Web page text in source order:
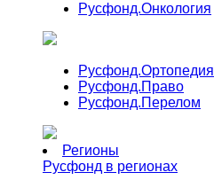
Русфонд.Онкология
Русфонд.Ортопедия
Русфонд.Право
Русфонд.Перелом
Регионы
Русфонд в регионах